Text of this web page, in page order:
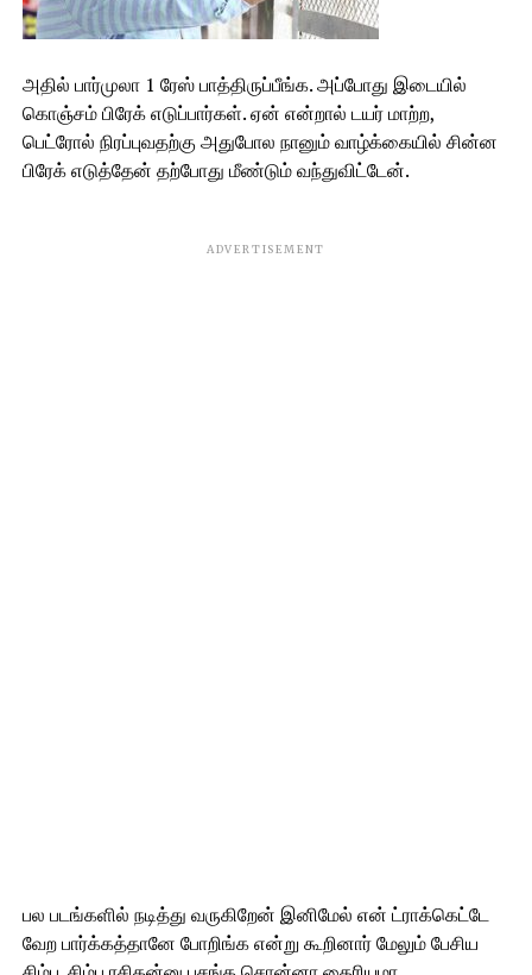
அதில் பார்முலா 1 ரேஸ் பாத்திருப்பீங்க. அப்போது இடையில்
கொஞ்சம் பிரேக் எடுப்பார்கள். ஏன் என்றால் டயர் மாற்ற,
பெட்ரோல் நிரப்புவதற்கு அதுபோல நானும் வாழ்க்கையில் சின்ன
பிரேக் எடுத்தேன் தற்போது மீண்டும் வந்துவிட்டேன்.
ADVERTISEMENT
பல படங்களில் நடித்து வருகிறேன் இனிமேல் என் ட்ராக்கெட்டே
வேற பார்க்கத்தானே போறிங்க என்று கூறினார் மேலும் பேசிய